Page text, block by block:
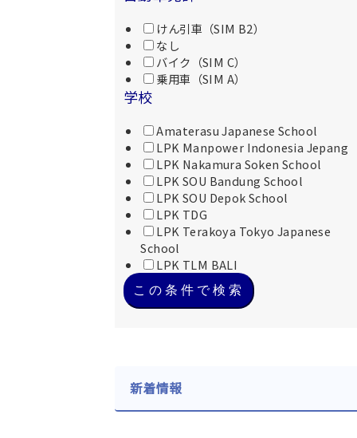
けん引車（SIM B2）
なし
バイク（SIM C）
乗用車（SIM A）
学校
Amaterasu Japanese School
LPK Manpower Indonesia Jepang
LPK Nakamura Soken School
LPK SOU Bandung School
LPK SOU Depok School
LPK TDG
LPK Terakoya Tokyo Japanese
School
LPK TLM BALI
この条件で検索
新着情報